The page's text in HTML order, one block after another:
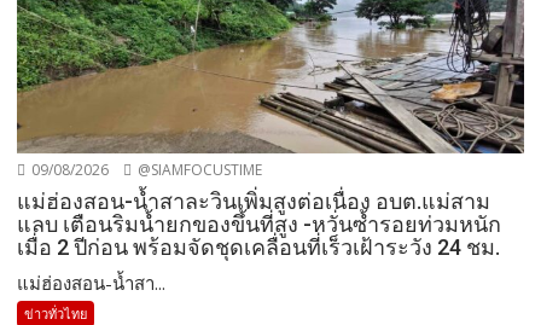
09/08/2026 @SIAMFOCUSTIME
แม่ฮ่องสอน-น้ำสาละวินเพิ่มสูงต่อเนื่อง อบต.แม่สาม
แลบ เตือนริมน้ำยกของขึ้นที่สูง -หวั่นซ้ำรอยท่วมหนัก
เมื่อ 2 ปีก่อน พร้อมจัดชุดเคลื่อนที่เร็วเฝ้าระวัง 24 ชม.
แม่ฮ่องสอน-น้ำสา...
ข่าวทั่วไทย